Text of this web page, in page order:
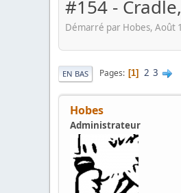
#154 -
Démarré par Hobes, Août
EN BAS Pages 1 2 3
Hobes
Administrateur